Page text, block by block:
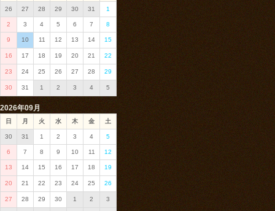
26 27 28 29 30 31 1
2 3 4 5 6 7 8
9 10 11 12 13 14 15
16 17 18 19 20 21 22
23 24 25 26 27 28 29
30 31 1 2 3 4 5
2026年09月
日 月 火 水 木 金 土
30 31 1 2 3 4 5
6 7 8 9 10 11 12
13 14 15 16 17 18 19
20 21 22 23 24 25 26
27 28 29 30 1 2 3